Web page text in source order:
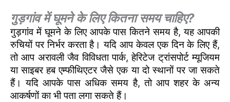
गुड़गांव में घूमने के लिए कितना समय चाहिए?
गुड़गांव में घूमने के लिए आपके पास कितने समय है, यह आपकी
रुचियों पर निर्भर करता है। यदि आप केवल एक दिन के लिए हैं,
तो आप अरावली जैव विविधता पार्क, हेरिटेज ट्रांसपोर्ट म्यूजियम
या साइबर हब एम्फीथिएटर जैसे एक या दो स्थानों पर जा सकते
हैं। यदि आपके पास अधिक समय है, तो आप शहर के अन्य
आकर्षणों का भी पता लगा सकते हैं।